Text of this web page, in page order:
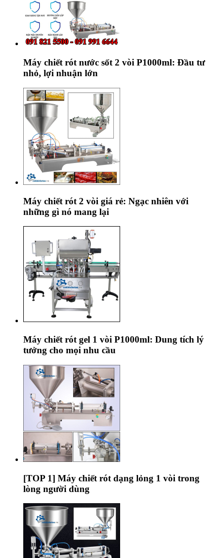
Máy chiết rót nước sốt 2 vòi P1000ml: Đầu tư
nhỏ, lợi nhuận lớn
Máy chiết rót 2 vòi giá rẻ: Ngạc nhiên với
những gì nó mang lại
Máy chiết rót gel 1 vòi P1000ml: Dung tích lý
tưởng cho mọi nhu cầu
[TOP 1] Máy chiết rót dạng lỏng 1 vòi trong
lòng người dùng